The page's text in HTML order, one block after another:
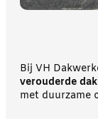
Bij VH
verouderde
met duurzame